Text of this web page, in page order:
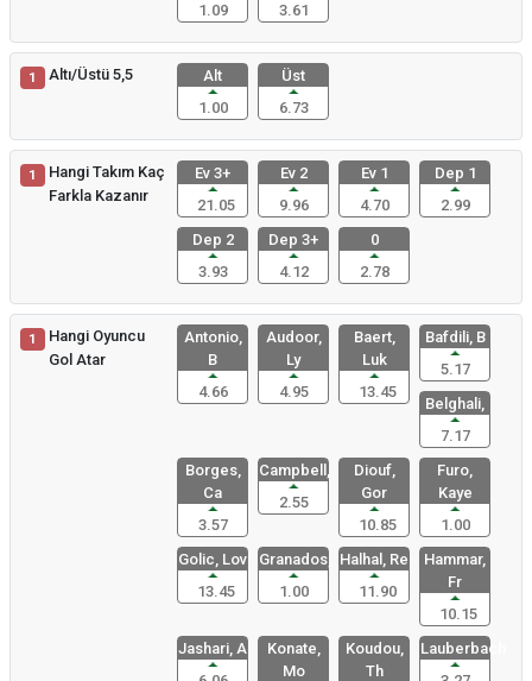
1.09
3.61
1 Altı/Üstü 5,5
Alt
1.00
Üst
6.73
1
Hangi Takım Kaç
Farkla Kazanır
Ev 3+
21.05
Ev 2
9.96
Ev 1
4.70
Dep 1
2.99
Dep 2
3.93
Dep 3+
4.12
0
2.78
1
Hangi Oyuncu
Gol Atar
Antonio,
B
4.66
Audoor,
Ly
4.95
Baert,
Luk
13.45
Bafdili, B
5.17
Belghali,
7.17
Borges,
Ca
3.57
Campbell,
2.55
Diouf,
Gor
10.85
Furo,
Kaye
1.00
Golic, Lov
13.45
Granados,
1.00
Halhal, Re
11.90
Hammar,
Fr
10.15
Jashari, A
Konate,
Mo
Koudou,
Th
Lauberbach